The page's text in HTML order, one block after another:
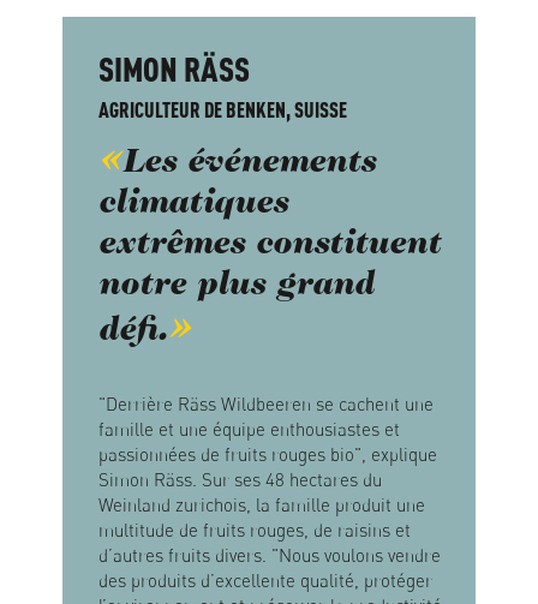
SIMON RÄSS
AGRICULTEUR DE BENKEN, SUISSE
Les événements
climatiques
extrêmes constituent
notre plus grand
défi.
"Derrière Räss Wildbeeren se cachent une
famille et une équipe enthousiastes et
passionnées de fruits rouges bio", explique
Simon Räss. Sur ses 48 hectares du
Weinland zurichois, la famille produit une
multitude de fruits rouges, de raisins et
d’autres fruits divers. "Nous voulons vendre
des produits d’excellente qualité, protéger